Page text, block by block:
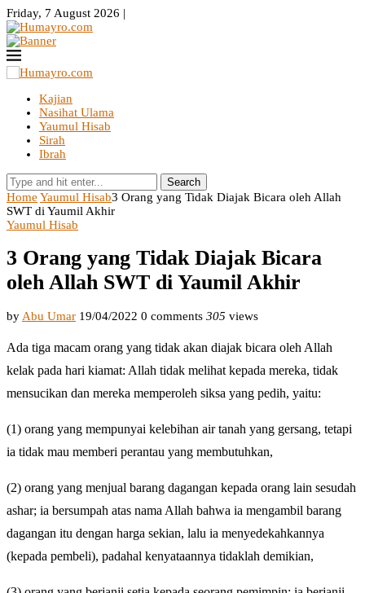
Friday, 7 August 2026 |
Kajian
Nasihat Ulama
Yaumul Hisab
Sirah
Ibrah
Search
Home Yaumul Hisab3 Orang yang Tidak Diajak Bicara oleh Allah
SWT di Yaumil Akhir
Yaumul Hisab
3 Orang yang Tidak Diajak Bicara
oleh Allah SWT di Yaumil Akhir
by Abu Umar 19/04/2022 0 comments 305 views
Ada tiga macam orang yang tidak akan diajak bicara oleh Allah
kelak pada hari kiamat: Allah tidak melihat kepada mereka, tidak
mensucikan dan mereka memperoleh siksa yang pedih, yaitu:
(1) orang yang mempunyai kelebihan air tanah yang gersang, tetapi
ia tidak mau memberi perantau yang membutuhkan,
(2) orang yang menjual barang dagangan kepada orang lain sesudah
ashar; ia bersumpah atas nama Allah bahwa ia mengambil barang
dagangan itu dengan harga sekian, lalu ia menyedekahkannya
(kepada pembeli), padahal kenyataannya tidaklah demikian,